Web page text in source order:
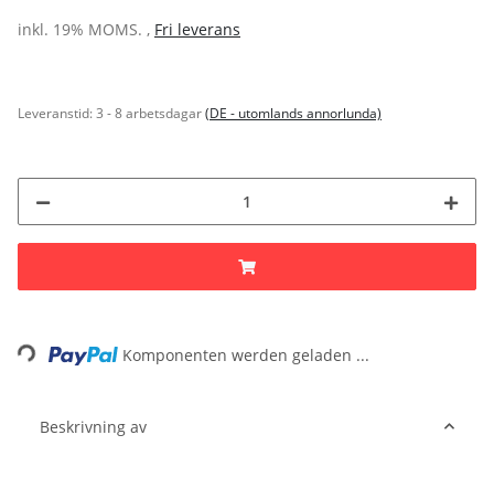
inkl. 19% MOMS. , Fri leverans
Leveranstid:3 - 8 arbetsdagar(DE - utomlands annorlunda)
Loading... Komponenten werden geladen ...
Beskrivning av